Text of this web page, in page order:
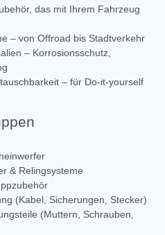
das mit Ihrem Fahrzeug
– von Offroad bis Stadtverkehr
– Korrosionsschutz,
– für Do-it-yourself
& Relingsysteme
(Kabel, Sicherungen, Stecker)
(Muttern, Schrauben,